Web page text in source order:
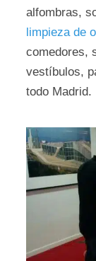
alfombras,
limpieza de
comedores,
vestíbulos,
todo Madrid.